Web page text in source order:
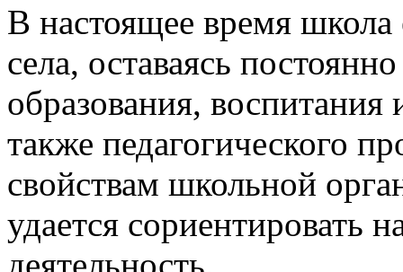
В настоящее время
села, оставаясь
образования, воспитания
также педагогического
свойствам школьной
удается сориентировать
деятельность.